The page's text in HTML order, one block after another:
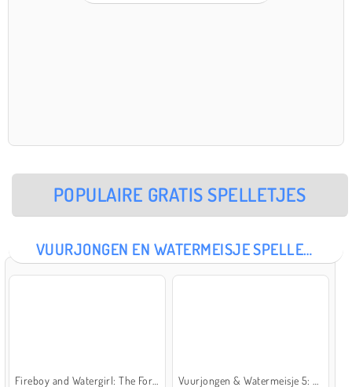
POPULAIRE GRATIS SPELLETJES
VUURJONGEN EN WATERMEISJE SPELLETJES